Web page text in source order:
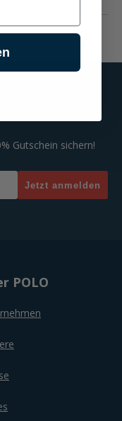
Gutschein sichern!
Jetzt anmelden
POLO